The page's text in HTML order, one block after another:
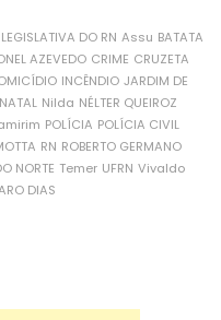
DO RN Assu BATATA
AZEVEDO CRIME CRUZETA
INCÊNDIO JARDIM DE
NATAL Nilda NÉLTER QUEIROZ
POLÍCIA POLÍCIA CIVIL
RN ROBERTO GERMANO
NORTE Temer UFRN Vivaldo
DIAS